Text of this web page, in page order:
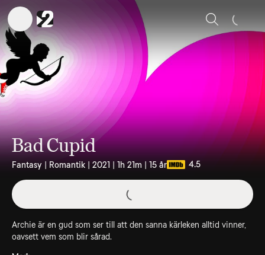
Sök
Bad Cupid
Fantasy | Romantik | 2021 | 1h 21m | 15 år 4.5
Archie är en gud som ser till att den sanna kärleken alltid vinner,
oavsett vem som blir sårad.